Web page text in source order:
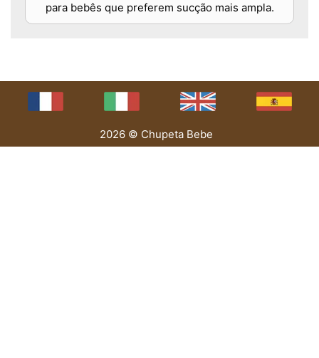
para bebês que preferem sucção mais ampla.
2026 © Chupeta Bebe